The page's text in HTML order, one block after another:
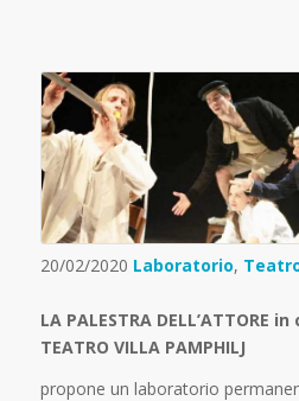
20/02/2020 Laboratorio,
LA PALESTRA DELL’ATTORE
TEATRO VILLA PAMPHILJ
propone un laboratorio